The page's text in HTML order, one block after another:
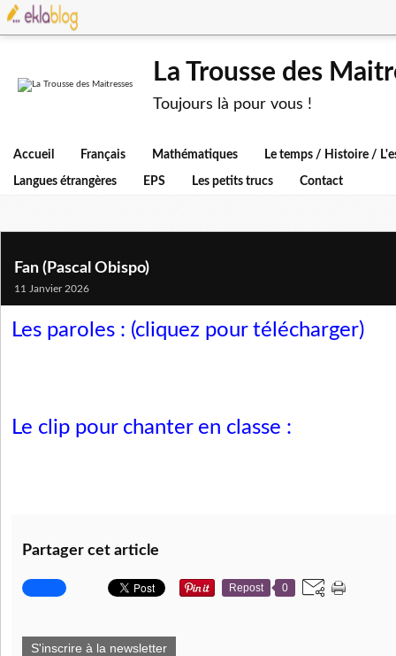
La Trousse des
Toujours là pour vous !
Accueil Français Mathématiques Le temps / Histoire /
Langues étrangères EPS Les petits trucs Contact
Fan (Pascal Obispo)
11 Janvier 2026
Les paroles : (cliquez pour télécharger)
Le clip pour chanter en classe :
Partager cet article
Repost 0
S'inscrire à la newsletter